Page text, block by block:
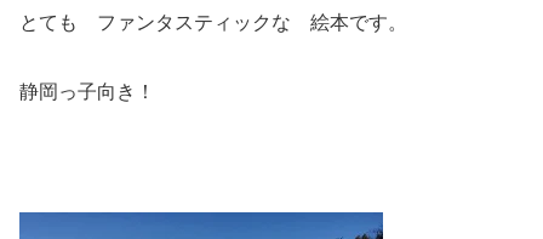
とても ファンタスティックな 絵本です。
静岡っ子向き！